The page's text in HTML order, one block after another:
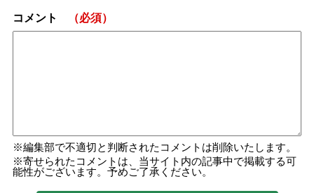
コメント （必須）
編集部で不適切と判断されたコメントは削除いたします。
寄せられたコメントは、当サイト内の記事中で掲載する可
能性がございます。予めご了承ください。